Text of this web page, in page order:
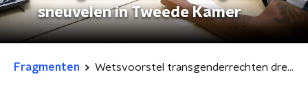
sneuvelen in Tweede Kamer
Fragmenten Wetsvoorstel transgenderrechten dreigt te sneuvelen in Tweede Kamer